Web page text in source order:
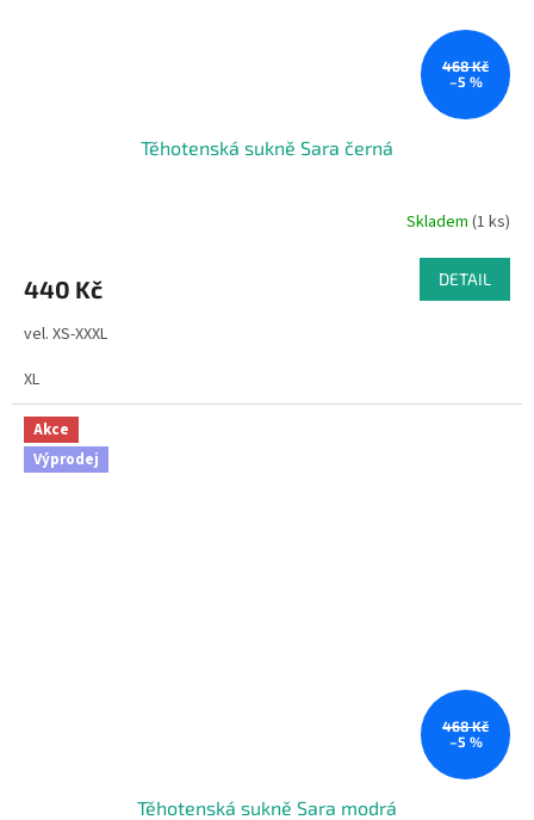
468 Kč
–5 %
Těhotenská sukně Sara černá
Skladem (1 ks)
440 Kč DETAIL
vel. XS-XXXL
XL
Akce
Výprodej
468 Kč
–5 %
Těhotenská sukně Sara modrá